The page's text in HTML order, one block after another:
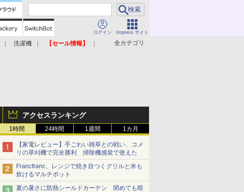
ログイン Impress サイト
全カテゴリ
洗濯機
【セール情報】
アクセスランキング
1時間 24時間 1週間 1カ月
【家電レビュー】手ごわい雑草との戦い、コメ
リの草刈機で完全勝利 掃除機感覚で使えた
Francfranc、レンジで焼き目つくグリルと米も
炊けるマルチポット
夏の暑さに防熱シールドカーテン 閉めても暗